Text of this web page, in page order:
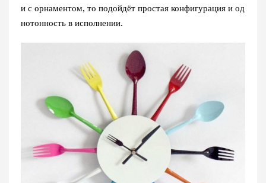
и с орнаментом, то подойдёт простая конфигурация и од
нотонность в исполнении.